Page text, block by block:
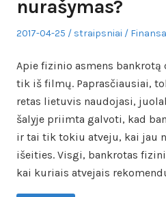
nurašymas?
Posted
2017-04-25 Author
straipsniai
Posted
Apie fizinio asmens
tik iš filmų. Paprasčiausiai,
retas lietuvis naudojasi,
šalyje priimta galvoti, kad
ir tai tik tokiu atveju, kai jau
išeities. Visgi, bankrotas
kai kuriais atvejais